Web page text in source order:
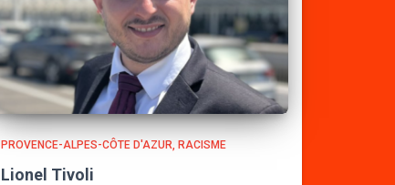
PROVENCE-ALPES-CÔTE D'AZUR RACISME
Lionel Tivoli